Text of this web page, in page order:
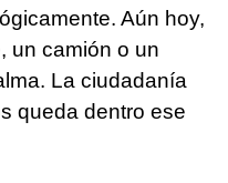
Aún hoy,
un camión o un
La ciudadanía
queda dentro ese